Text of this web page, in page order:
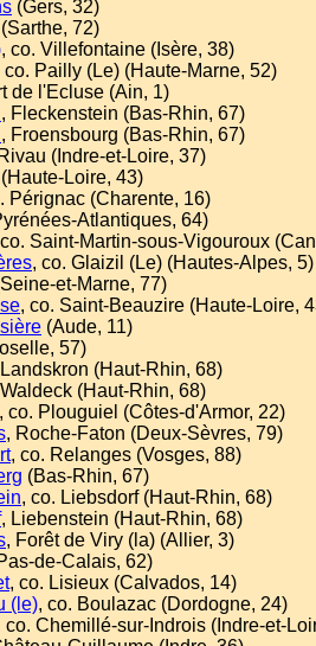
(Gers, 32)
(Sarthe, 72)
, co. Villefontaine (Isère, 38)
co. Pailly (Le) (Haute-Marne, 52)
de l'Ecluse (Ain, 1)
, Fleckenstein (Bas-Rhin, 67)
, Froensbourg (Bas-Rhin, 67)
(Indre-et-Loire, 37)
(Haute-Loire, 43)
Pérignac (Charente, 16)
Atlantiques, 64)
Saint-Martin-sous-Vigouroux
, co. Glaizil (Le) (Hautes-Alpes, 5)
et-Marne, 77)
, co. Saint-Beauzire (Haute-Loire,
(Aude, 11)
57)
(Haut-Rhin, 68)
(Haut-Rhin, 68)
, co. Plouguiel (Côtes-d'Armor, 22)
, Roche-Faton (Deux-Sèvres, 79)
, co. Relanges (Vosges, 88)
(Bas-Rhin, 67)
, co. Liebsdorf (Haut-Rhin, 68)
, Liebenstein (Haut-Rhin, 68)
, Forêt de Viry (la) (Allier, 3)
de-Calais, 62)
, co. Lisieux (Calvados, 14)
(le), co. Boulazac (Dordogne, 24)
co. Chemillé-sur-Indrois (Indre-et-